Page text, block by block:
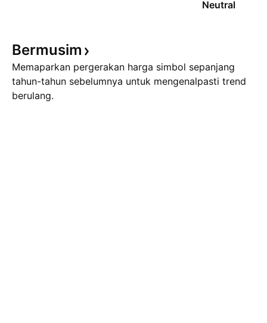
Neutral
Bermusim
Memaparkan pergerakan harga simbol sepanjang
tahun-tahun sebelumnya untuk mengenalpasti trend
berulang.